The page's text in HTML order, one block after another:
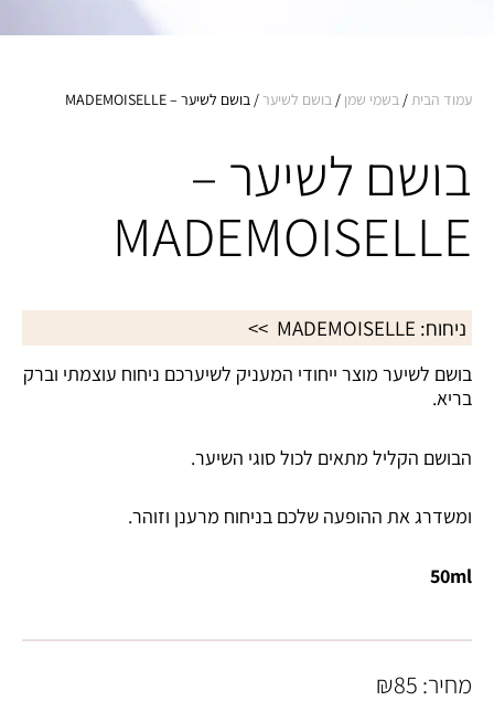
עמוד הבית/ בשמי שמן / בושם לשיער/ בושם לשיער – MADEMOISELLE
בושם לשיער –
MADEMOISELLE
ניחוח: MADEMOISELLE
>>
בושם לשיער מוצר ייחודי המעניק לשיערכם ניחוח עוצמתי וברק
בריא.
הבושם הקליל מתאים לכול סוגי השיער.
ומשדרג את ההופעה שלכם בניחוח מרענן וזוהר.
50ml
מחיר: ₪85